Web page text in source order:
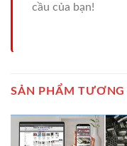
cầu của bạn!
SẢN PHẨM